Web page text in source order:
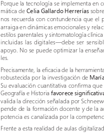
Porque la tecnología se implementa en
mática de Celia Gallardo Herrerías sobr
nos recuerda con contundencia que el
arraiga en dinámicas emocionales y
estilos parentales y sintomatología
incluidas las digitales—debe ser
apoyo. No se puede optimizar la
les.
Precisamente, la eficacia de la
robustecida por la investigación de
Su evaluación cuantitativa confirma
Geografía e Historia favorece
valida la dirección señalada por
pende de la formación docente y de la
potencia es canalizada por la
Frente a esta realidad de aulas